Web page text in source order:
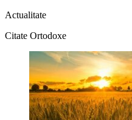
Actualitate
Citate Ortodoxe